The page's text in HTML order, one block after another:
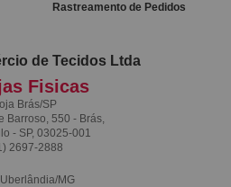
Rastreamento de Pedidos
de Tecidos Ltda
Fisicas
Brás/SP
Barroso, 550 - Brás,
- SP, 03025-001
2697-2888
MG